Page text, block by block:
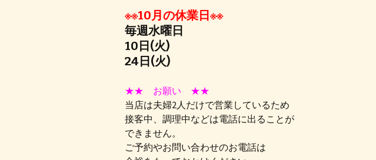
※※10月の休業日※※
毎週水曜日
10日(火)
24日(火)
★★ お願い ★★
当店は夫婦2人だけで営業しているため
接客中、調理中などは電話に出ることが
できません。
ご予約やお問い合わせのお電話は